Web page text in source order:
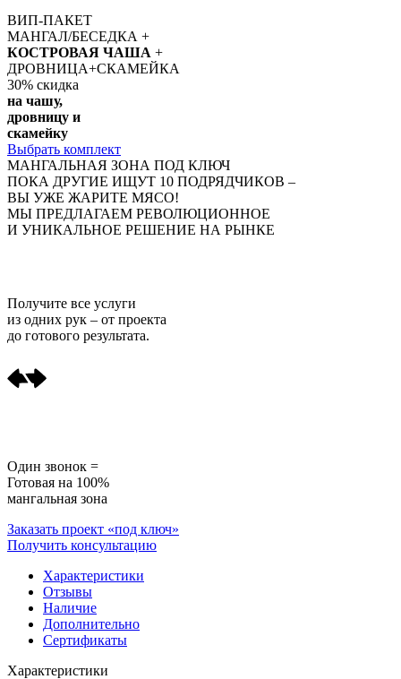
ВИП-ПАКЕТ
МАНГАЛ/БЕСЕДКА +
КОСТРОВАЯ ЧАША +
ДРОВНИЦА+СКАМЕЙКА
30% скидка
на чашу,
дровницу и
скамейку
Выбрать комплект
МАНГАЛЬНАЯ ЗОНА ПОД КЛЮЧ
ПОКА ДРУГИЕ ИЩУТ 10 ПОДРЯДЧИКОВ –
ВЫ УЖЕ ЖАРИТЕ МЯСО!
МЫ ПРЕДЛАГАЕМ РЕВОЛЮЦИОННОЕ
И УНИКАЛЬНОЕ РЕШЕНИЕ НА РЫНКЕ
Получите все услуги
из одних рук – от проекта
до готового результата.
Один звонок =
Готовая на 100%
мангальная зона
Заказать проект «под ключ»
Получить консультацию
Характеристики
Отзывы
Наличие
Дополнительно
Сертификаты
Характеристики